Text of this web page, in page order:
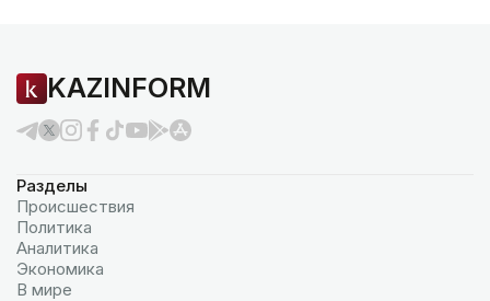
KAZINFORM
Разделы
Происшествия
Политика
Аналитика
Экономика
В мире